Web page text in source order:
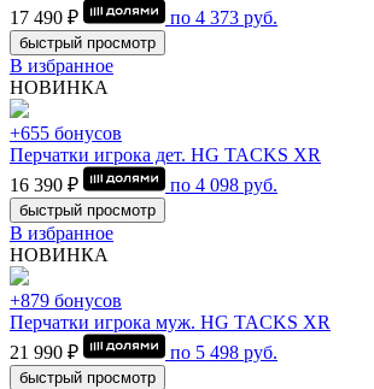
17 490 ₽
по 4 373 руб.
быстрый просмотр
В избранное
НОВИНКА
+655 бонусов
Перчатки игрока дет. HG TACKS XR
16 390 ₽
по 4 098 руб.
быстрый просмотр
В избранное
НОВИНКА
+879 бонусов
Перчатки игрока муж. HG TACKS XR
21 990 ₽
по 5 498 руб.
быстрый просмотр